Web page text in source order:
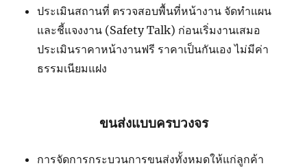
ประเมินสถานที่ ตรวจสอบพื้นที่หน้างาน จัดทำแผน
และชี้แจงงาน (Safety Talk) ก่อนเริ่มงานเสมอ
ประเมินราคาหน้างานฟรี ราคาเป็นกันเอง ไม่มีค่า
ธรรมเนียมแฝง
ขนส่งแบบครบวงจร
การจัดการกระบวนการขนส่งทั้งหมดให้แก่ลูกค้า